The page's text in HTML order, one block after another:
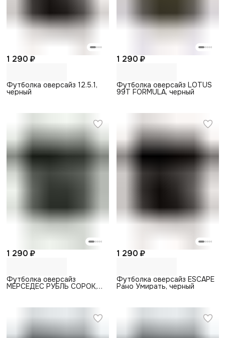
1 290 ₽
Футболка оверсайз 12.5.1,
черный
1 290 ₽
Футболка оверсайз LOTUS
99T FORMULA, черный
1 290 ₽
Футболка оверсайз
МЕРСЕДЕС РУБЛЬ СОРОК,
1 290 ₽
Футболка оверсайз ESCAPE
Рано Умирать, черный